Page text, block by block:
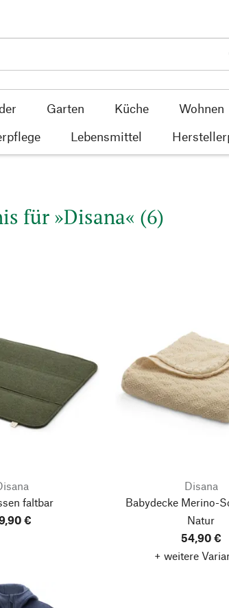
Garten Küche Wohnen
Lebensmittel
für »Disana« (6)
faltbar
€
Disana
Babydecke Merino-
Natur
54,90 €
+ weitere